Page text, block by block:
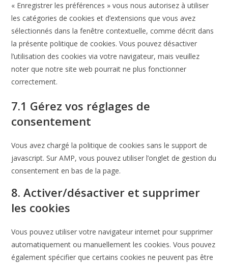
« Enregistrer les préférences » vous nous autorisez à utiliser
les catégories de cookies et d’extensions que vous avez
sélectionnés dans la fenêtre contextuelle, comme décrit dans
la présente politique de cookies. Vous pouvez désactiver
l’utilisation des cookies via votre navigateur, mais veuillez
noter que notre site web pourrait ne plus fonctionner
correctement.
7.1 Gérez vos réglages de
consentement
Vous avez chargé la politique de cookies sans le support de
javascript. Sur AMP, vous pouvez utiliser l’onglet de gestion du
consentement en bas de la page.
8. Activer/désactiver et supprimer
les cookies
Vous pouvez utiliser votre navigateur internet pour supprimer
automatiquement ou manuellement les cookies. Vous pouvez
également spécifier que certains cookies ne peuvent pas être